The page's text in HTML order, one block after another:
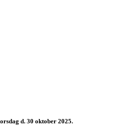
d. 30 oktober 2025.